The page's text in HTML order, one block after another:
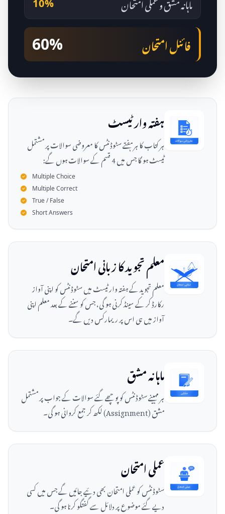
10%
فائنل امتحان 60%
ہفتہ وار ٹیسٹ
ہر کتاب کا ہر ہفتے سٹوڈنٹس کا معروضی سوالات پر مشتمل
ٹیسٹ ہو گا جس میں 4 قسم کے سوالات ہوں گے:
Multiple Choice
Multiple Correct
True / False
Short Answers
معلم تجوید کا زبانی امتحان
معلم تجوید کے ہفتہ وار ٹیسٹ میں سٹوڈنٹس کو اپنی آواز
رکارڈ کر کے سینڈ کرنی ہو گی، جس کو سننے کے بعد معلم اپنی
آواز میں ہی اس پر ریمارکس دیں گے۔
ماہانہ مشق
ہر مہینے سٹوڈنٹس کو پوچھے گئے سوالات کے جواب پر مشتمل
مشق (Assignment) لکھ کر جمع کروانی ہو گی۔
عملی امتحان
سٹوڈنٹس کو عملی امتحان بھی دئیے جائیں گے جس میں کسی
دیے گئے موضوع پر دلائل سے گفتگو کرنا ہو گی۔